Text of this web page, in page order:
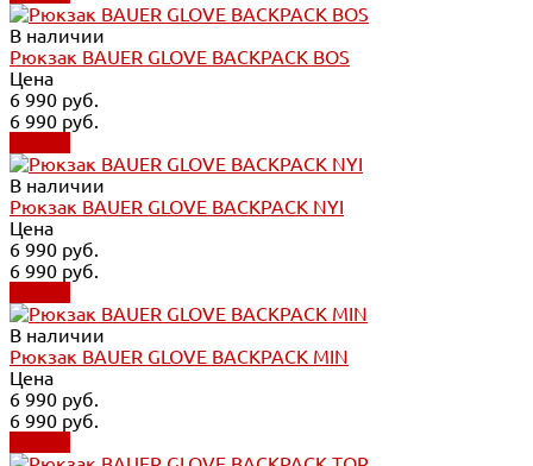
В наличии
Рюкзак BAUER GLOVE BACKPACK BOS
Цена
6 990 руб.
6 990 руб.
В наличии
Рюкзак BAUER GLOVE BACKPACK NYI
Цена
6 990 руб.
6 990 руб.
В наличии
Рюкзак BAUER GLOVE BACKPACK MIN
Цена
6 990 руб.
6 990 руб.